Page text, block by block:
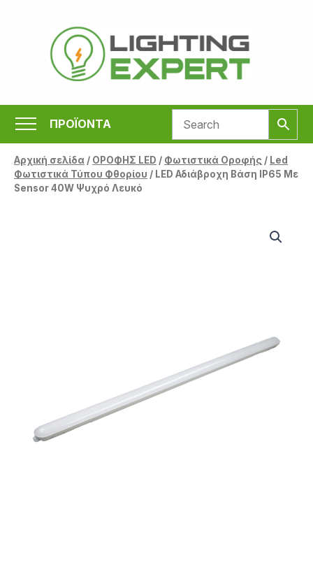
περιεχόμενο
ΠΡΟΪΟΝΤΑ
Αρχική σελίδα/ ΟΡΟΦΗΣ LED / Φωτιστικά Οροφής / Led
Φωτιστικά Τύπου Φθορίου / LED Αδιάβροχη Βάση IP65 Με
Sensor 40W Ψυχρό Λευκό